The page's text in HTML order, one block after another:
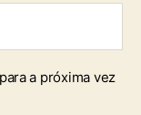
a próxima vez